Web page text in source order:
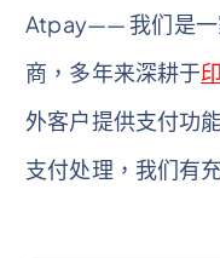
Atpay—— 我们是一
商，多年来深耕于
外客户提供支付功
支付处理，我们有